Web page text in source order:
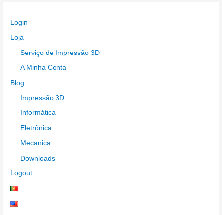
Login
Loja
Serviço de Impressão 3D
A Minha Conta
Blog
Impressão 3D
Informática
Eletrônica
Mecanica
Downloads
Logout